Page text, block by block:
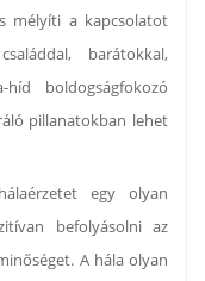
mélyíti a kapcsolatot
barátokkal,
boldogságfokozó
pillanatokban lehet
egy olyan
befolyásolni az
A hála olyan